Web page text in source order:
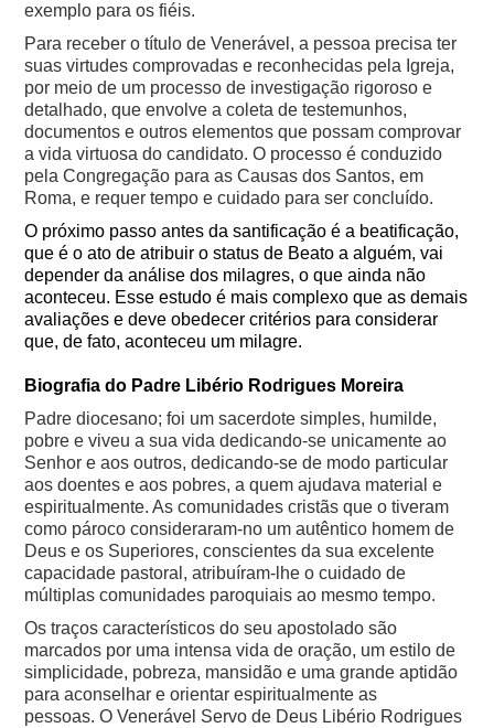
exemplo para os fiéis.
Para receber o título de Venerável, a pessoa precisa ter
suas virtudes comprovadas e reconhecidas pela Igreja,
por meio de um processo de investigação rigoroso e
detalhado, que envolve a coleta de testemunhos,
documentos e outros elementos que possam comprovar
a vida virtuosa do candidato. O processo é conduzido
pela Congregação para as Causas dos Santos, em
Roma, e requer tempo e cuidado para ser concluído.
O próximo passo antes da santificação é a beatificação,
que é o ato de atribuir o status de Beato a alguém, vai
depender da análise dos milagres, o que ainda não
aconteceu. Esse estudo é mais complexo que as demais
avaliações e deve obedecer critérios para considerar
que, de fato, aconteceu um milagre.
Biografia do Padre Libério Rodrigues Moreira
Padre diocesano; foi um sacerdote simples, humilde,
pobre e viveu a sua vida dedicando-se unicamente ao
Senhor e aos outros, dedicando-se de modo particular
aos doentes e aos pobres, a quem ajudava material e
espiritualmente. As comunidades cristãs que o tiveram
como pároco consideraram-no um autêntico homem de
Deus e os Superiores, conscientes da sua excelente
capacidade pastoral, atribuíram-lhe o cuidado de
múltiplas comunidades paroquiais ao mesmo tempo.
Os traços característicos do seu apostolado são
marcados por uma intensa vida de oração, um estilo de
simplicidade, pobreza, mansidão e uma grande aptidão
para aconselhar e orientar espiritualmente as
pessoas.O Venerável Servo de Deus Libério Rodrigues